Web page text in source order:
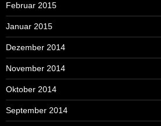
Februar 2015
Januar 2015
Dezember 2014
November 2014
Oktober 2014
September 2014